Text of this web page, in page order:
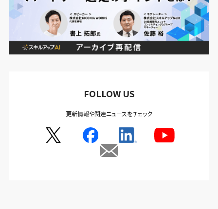
FOLLOW US
更新情報や関連ニュースをチェック